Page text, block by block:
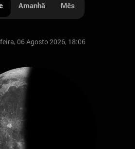
Amanhã Mês
06 Agosto 2026, 18:06